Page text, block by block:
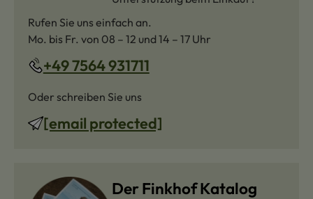
Rufen Sie uns einfach an.
Mo. bis Fr. von 08 – 12 und 14 – 17 Uhr
+49 7564 931711
Oder schreiben Sie uns
[email protected]
Der Finkhof Katalog